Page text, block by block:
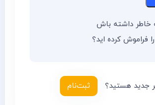
خاطر داشته باش
فراموش کرده اید؟
جدید هستید؟ ثبت‌نام